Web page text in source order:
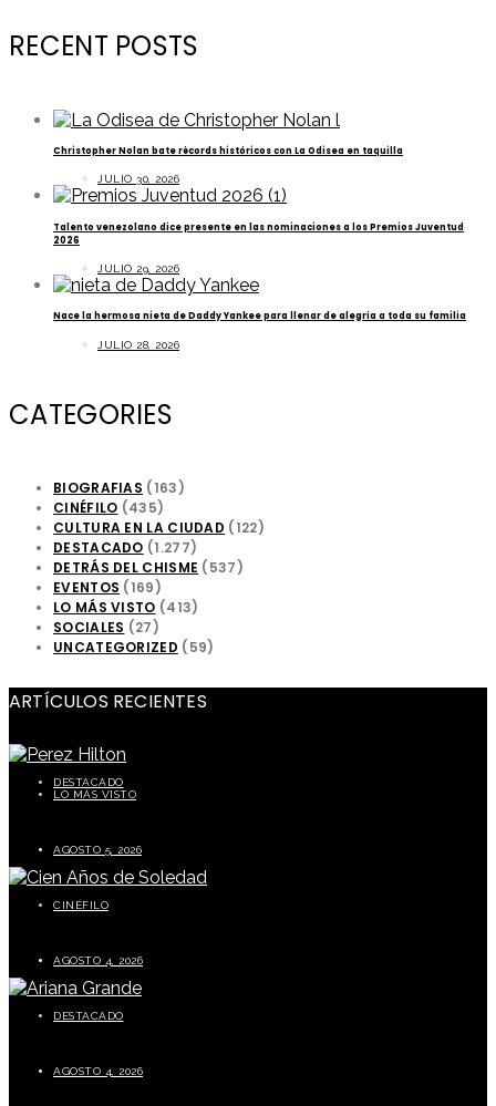
RECENT POSTS
Christopher Nolan bate récords históricos con La Odisea en taquilla
JULIO 30, 2026
Talento venezolano dice presente en las nominaciones a los Premios Juventud
2026
JULIO 29, 2026
Nace la hermosa nieta de Daddy Yankee para llenar de alegría a toda su familia
JULIO 28, 2026
CATEGORIES
BIOGRAFIAS (163)
CINÉFILO (435)
CULTURA EN LA CIUDAD (122)
DESTACADO (1.277)
DETRÁS DEL CHISME (537)
EVENTOS (169)
LO MÁS VISTO (413)
SOCIALES (27)
UNCATEGORIZED (59)
ARTÍCULOS RECIENTES
DESTACADO
LO MÁS VISTO
AGOSTO 5, 2026
CINÉFILO
AGOSTO 4, 2026
DESTACADO
AGOSTO 4, 2026